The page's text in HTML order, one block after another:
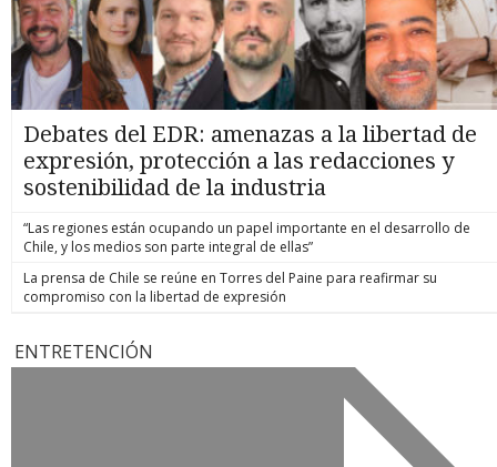
Debates del EDR: amenazas a la libertad de
expresión, protección a las redacciones y
sostenibilidad de la industria
“Las regiones están ocupando un papel importante en el desarrollo de
Chile, y los medios son parte integral de ellas”
La prensa de Chile se reúne en Torres del Paine para reafirmar su
compromiso con la libertad de expresión
ENTRETENCIÓN